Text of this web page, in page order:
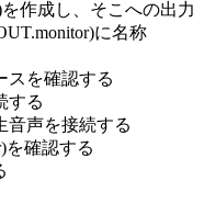
作成し、そこへの出力
に名称
スを確認する
する
音声を接続する
を確認する